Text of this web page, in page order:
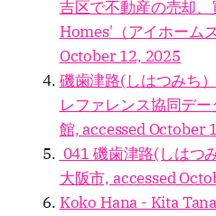
吉区で不動産の売却
Homes'（アイホーム
October 12, 2025
磯歯津路(しはつみち
レファレンス協同デ
館, accessed October
041 磯歯津路(しはつ
大阪市, accessed
Koko Hana - Kita